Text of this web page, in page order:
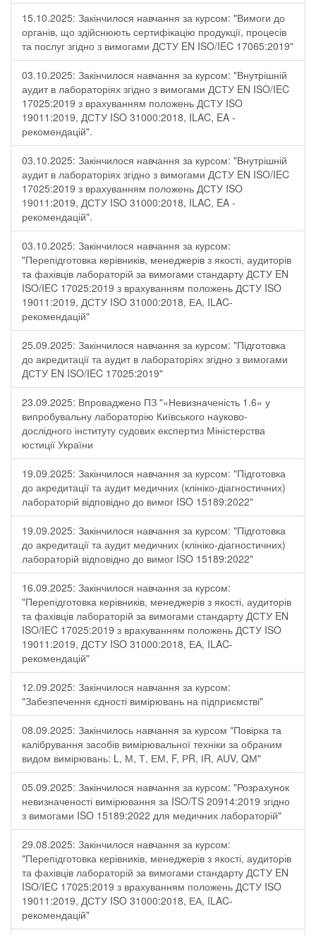
15.10.2025: Закінчилося навчання за курсом: "Вимоги до
органів, що здійснюють сертифікацію продукції, процесів
та послуг згідно з вимогами ДСТУ EN ISO/IEC 17065:2019"
03.10.2025: Закінчилося навчання за курсом: "Внутрішній
аудит в лабораторіях згідно з вимогами ДСТУ EN ISO/IEC
17025:2019 з врахуванням положень ДСТУ ISO
19011:2019, ДСТУ ISO 31000:2018, ILAC, EA -
рекомендацій".
03.10.2025: Закінчилося навчання за курсом: "Внутрішній
аудит в лабораторіях згідно з вимогами ДСТУ EN ISO/IEC
17025:2019 з врахуванням положень ДСТУ ISO
19011:2019, ДСТУ ISO 31000:2018, ILAC, EA -
рекомендацій".
03.10.2025: Закінчилося навчання за курсом:
"Перепідготовка керівників, менеджерів з якості, аудиторів
та фахівців лабораторій за вимогами стандарту ДСТУ EN
ISO/IEC 17025:2019 з врахуванням положень ДСТУ ISO
19011:2019, ДСТУ ISO 31000:2018, ЕА, ILAC-
рекомендацій"
25.09.2025: Закінчилося навчання за курсом: "Підготовка
до акредитації та аудит в лабораторіях згідно з вимогами
ДСТУ EN ISO/IEC 17025:2019"
23.09.2025: Впроваджено ПЗ "«Невизначеність 1.6» у
випробувальну лабораторію Київського науково-
дослідного інституту судових експертиз Міністерства
юстиції України
19.09.2025: Закінчилося навчання за курсом: "Підготовка
до акредитації та аудит медичних (клініко-діагностичних)
лабораторій відповідно до вимог ISO 15189:2022"
19.09.2025: Закінчилося навчання за курсом: "Підготовка
до акредитації та аудит медичних (клініко-діагностичних)
лабораторій відповідно до вимог ISO 15189:2022"
16.09.2025: Закінчилося навчання за курсом:
"Перепідготовка керівників, менеджерів з якості, аудиторів
та фахівців лабораторій за вимогами стандарту ДСТУ EN
ISO/IEC 17025:2019 з врахуванням положень ДСТУ ISO
19011:2019, ДСТУ ISO 31000:2018, ЕА, ILAC-
рекомендацій"
12.09.2025: Закінчилося навчання за курсом:
"Забезпечення єдності вимірювань на підприємстві"
08.09.2025: Закінчилось навчання за курсом "Повірка та
калібрування засобів вимірювальної техніки за обраним
видом вимірювань: L, М, Т, ЕМ, F, РR, ІR, АUV, QМ"
05.09.2025: Закінчилося навчання за курсом: "Розрахунок
невизначеності вимірювання за ISO/TS 20914:2019 згідно
з вимогами ISO 15189:2022 для медичних лабораторій"
29.08.2025: Закінчилося навчання за курсом:
"Перепідготовка керівників, менеджерів з якості, аудиторів
та фахівців лабораторій за вимогами стандарту ДСТУ EN
ISO/IEC 17025:2019 з врахуванням положень ДСТУ ISO
19011:2019, ДСТУ ISO 31000:2018, ЕА, ILAC-
рекомендацій"